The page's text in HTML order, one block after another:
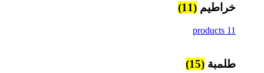
خراطيم (11)
11 products
طلمبة (15)